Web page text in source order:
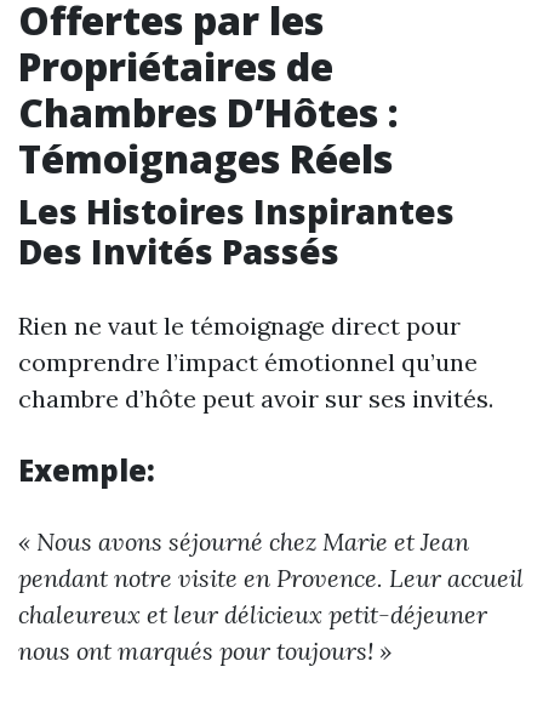
Offertes par les
Propriétaires de
Chambres D’Hôtes :
Témoignages Réels
Les Histoires Inspirantes
Des Invités Passés
Rien ne vaut le témoignage direct pour
comprendre l’impact émotionnel qu’une
chambre d’hôte peut avoir sur ses invités.
Exemple:
« Nous avons séjourné chez Marie et Jean
pendant notre visite en Provence. Leur accueil
chaleureux et leur délicieux petit-déjeuner
nous ont marqués pour toujours! »